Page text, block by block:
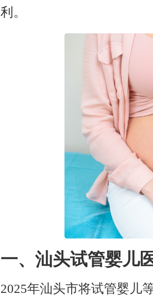
利。
一、汕头试管婴儿
2025年汕头市将试管婴儿